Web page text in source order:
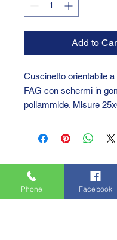
Add to
Cuscinetto orientabile
FAG con schermi in
poliammide. Misure
Phone Facebook